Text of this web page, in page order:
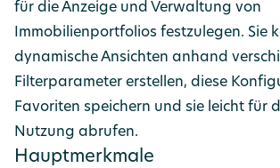
für die Anzeige und Verwaltung von
Immobilienportfolios festzulegen. Sie
dynamische Ansichten anhand
Filterparameter erstellen, diese
Favoriten speichern und sie leicht für
Nutzung abrufen.
Hauptmerkmale